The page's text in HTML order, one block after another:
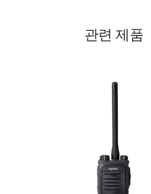
관련 제품